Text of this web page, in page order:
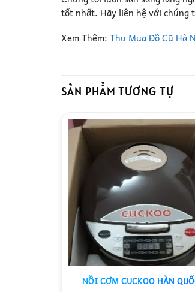
tốt nhất. Hãy liên hệ với chúng
Xem Thêm: Thu Mua Đồ Cũ Hà
SẢN PHẨM TƯƠNG TỰ
NỒI CƠM CUCKOO HÀN